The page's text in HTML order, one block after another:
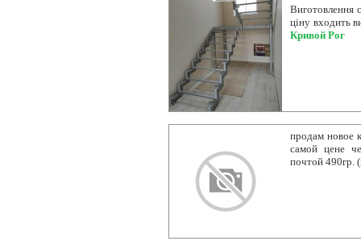
Виготовлення
ціну входить
Кривой Рог
продам новое
самой цене
почтой 490гр.